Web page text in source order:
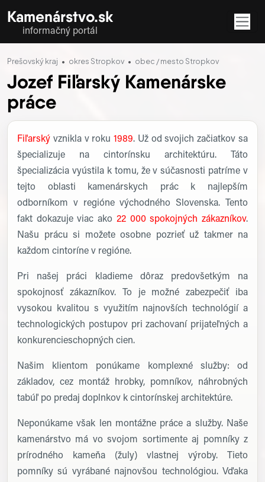
Kamenárstvo.sk
informačný portál
Prešovský kraj okres Stropkov obec / mesto Stropkov
Jozef Fiľarský Kamenárske
práce
Profil firmy
Fiľarský vznikla v roku1989. Už od svojich začiatkov sa
špecializuje na cintorínsku architektúru. Táto
špecializácia vyústila k tomu, že v súčasnosti patríme v
tejto oblasti kamenárskych prác k najlepším
odborníkom v regióne východného Slovenska. Tento
fakt dokazuje viac ako 22 000 spokojných zákazníkov.
Našu prácu si možete osobne pozrieť už takmer na
každom cintoríne v regióne.
Pri našej práci kladieme dôraz predovšetkým na
spokojnosť zákazníkov. To je možné zabezpečiť iba
vysokou kvalitou s využitím najnovších technológií a
technologických postupov pri zachovaní prijateľných a
konkurencieschopných cien.
Našim klientom ponúkame komplexné služby: od
základov, cez montáž hrobky, pomníkov, náhrobných
tabúľ po predaj doplnkov k cintorínskej architektúre.
Neponúkame však len montážne práce a služby. Naše
kamenárstvo má vo svojom sortimente aj pomníky z
prírodného kameňa (žuly) vlastnej výroby. Tieto
pomníky sú vyrábané najnovšou technológiou. Vďaka